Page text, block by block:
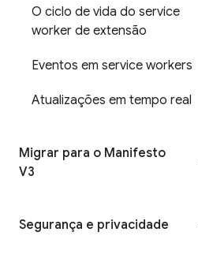
O ciclo de vida do service
worker de extensão
Eventos em service workers
Atualizações em tempo real
Migrar para o Manifesto
V3
Segurança e privacidade